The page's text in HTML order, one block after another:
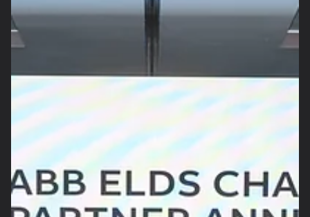
kenyamanan dan fleksibilitas gerak bayi. Dengan struktur yang